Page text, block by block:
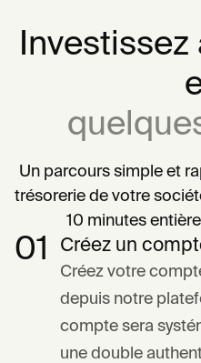
Un parcours simple et
trésorerie de votre
10 minutes
01 Créez un
Créez votre
depuis notre
compte sera
une double